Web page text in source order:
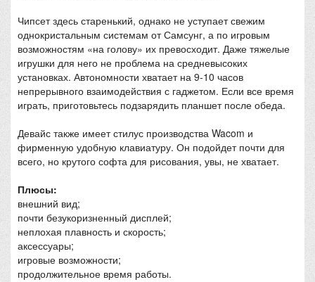
Чипсет здесь старенький, однако не уступает свежим
однокристальным системам от Самсунг, а по игровым
возможностям «на голову» их превосходит. Даже тяжелые
игрушки для него не проблема на средневысоких
установках. Автономности хватает на 9-10 часов
непрерывного взаимодействия с гаджетом. Если все время
играть, приготовьтесь подзарядить планшет после обеда.
Девайс также имеет стилус производства Wacom и
фирменную удобную клавиатуру. Он подойдет почти для
всего, но крутого софта для рисования, увы, не хватает.
Плюсы:
внешний вид;
почти безукоризненный дисплей;
неплохая плавность и скорость;
аксессуары;
игровые возможности;
продолжительное время работы.